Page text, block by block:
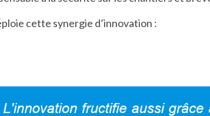
cette synergie d’innovation :